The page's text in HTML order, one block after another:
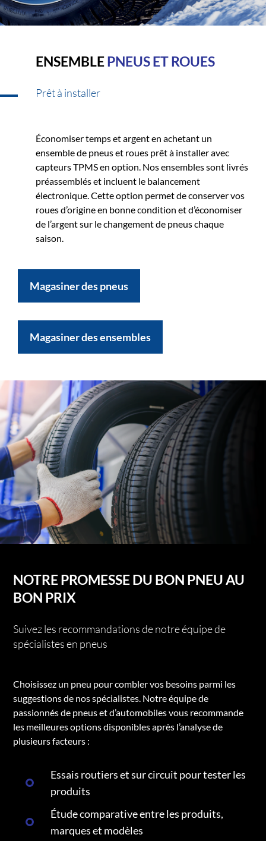
ENSEMBLEPNEUS ET ROUES
Prêt à installer
Économiser temps et argent en achetant un
ensemble de pneus et roues prêt à installer avec
capteurs TPMS en option. Nos ensembles sont livrés
préassemblés et incluent le balancement
électronique. Cette option permet de conserver vos
roues d’origine en bonne condition et d’économiser
de l’argent sur le changement de pneus chaque
saison.
Magasiner des pneus
Magasiner des ensembles
NOTRE PROMESSE DU BON PNEU AU
BON PRIX
Suivez les recommandations de notre équipe de
spécialistes en pneus
Choisissez un pneu pour combler vos besoins parmi les
suggestions de nos spécialistes. Notre équipe de
passionnés de pneus et d’automobiles vous recommande
les meilleures options disponibles après l’analyse de
plusieurs facteurs :
Essais routiers et sur circuit pour tester les
produits
Étude comparative entre les produits,
marques et modèles